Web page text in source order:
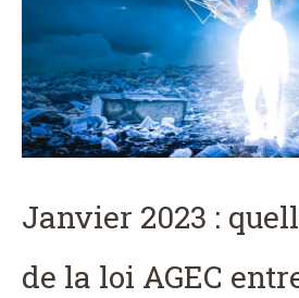
Janvier 2023 :
de la loi AGEC